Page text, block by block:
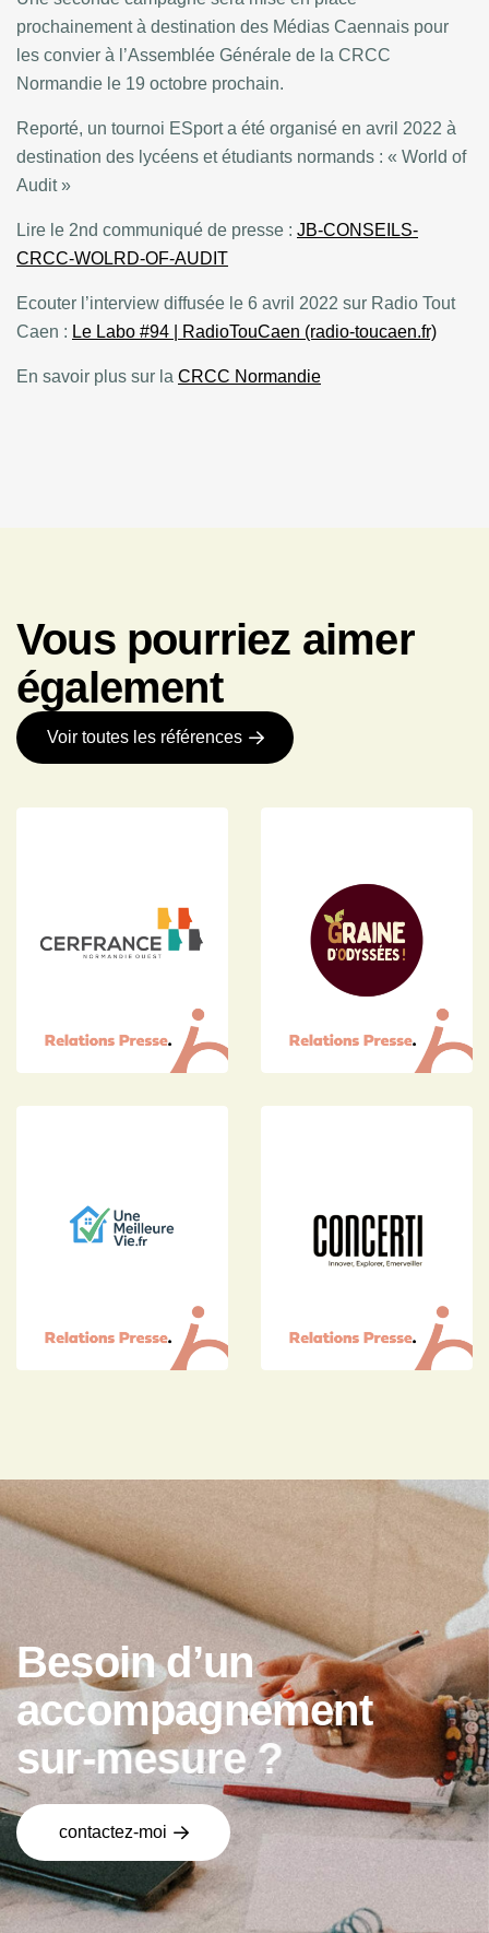
prochainement à destination des Médias Caennais pour
les convier à l’Assemblée Générale de la CRCC
Normandie le 19 octobre prochain.
Reporté, un tournoi ESport a été organisé en avril 2022 à
destination des lycéens et étudiants normands : « World of
Audit »
Lire le 2nd communiqué de presse : JB-CONSEILS-
CRCC-WOLRD-OF-AUDIT
Ecouter l’interview diffusée le 6 avril 2022 sur Radio Tout
Caen : Le Labo #94 | RadioTouCaen (radio-toucaen.fr)
En savoir plus sur la CRCC Normandie
Vous pourriez aimer
également
Voir toutes les références
Besoin d ’un
accompagnement
sur-mesure ?
contactez-moi